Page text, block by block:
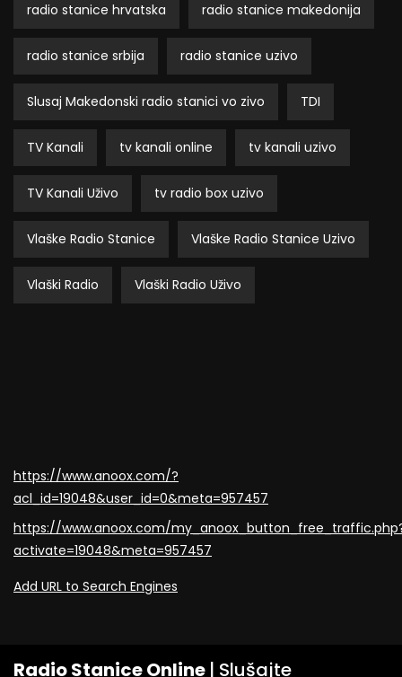
radio stanice hrvatska radio stanice makedonija
radio stanice srbija radio stanice uzivo
Slusaj Makedonski radio stanici vo zivo TDI
TV Kanali tv kanali online tv kanali uzivo
TV Kanali Uživo tv radio box uzivo
Vlaške Radio Stanice Vlaške Radio Stanice Uzivo
Vlaški Radio Vlaški Radio Uživo
https://www.anoox.com/?
acl_id=19048&user_id=0&meta=957457
https://www.anoox.com/
activate=19048&meta=957457
Add URL to Search Engines
Radio Stanice Online | Slušajte